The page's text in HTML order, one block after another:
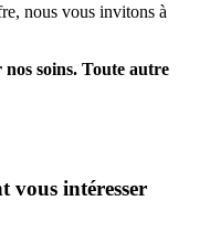
nous vous invitons à
soins. Toute autre
vous intéresser